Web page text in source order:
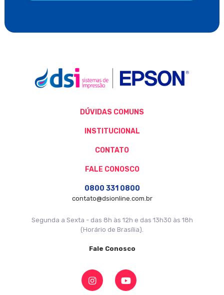
DÚVIDAS COMUNS
INSTITUCIONAL
FALE CONOSCO
0800 331 0800
contato@dsionline.com.br
Segunda a Sexta - das 8h às 12h e das 13h30 às 18h
(Horário de Brasília).
Fale Conosco
CONTATO